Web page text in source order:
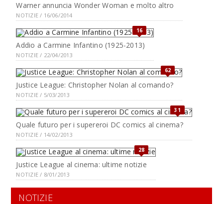
Warner annuncia Wonder Woman e molto altro
NOTIZIE / 16/06/2014
16
Addio a Carmine Infantino (1925-2013)
NOTIZIE / 22/04/2013
62
Justice League: Christopher Nolan al comando?
NOTIZIE / 5/03/2013
31
Quale futuro per i supereroi DC comics al cinema?
NOTIZIE / 14/02/2013
28
Justice League al cinema: ultime notizie
NOTIZIE / 8/01/2013
NOTIZIE